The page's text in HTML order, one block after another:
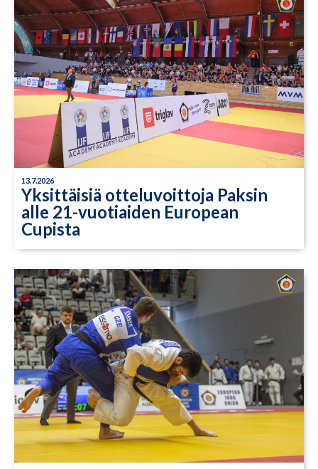
13.7.2026
Yksittäisiä otteluvoittoja Paksin
alle 21-vuotiaiden European
Cupista